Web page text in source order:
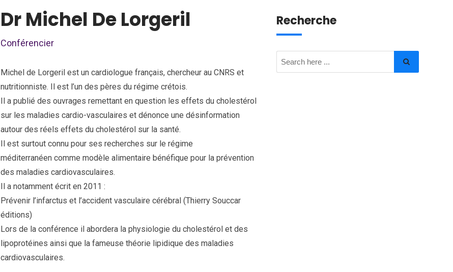
Dr Michel De Lorgeril
Conférencier
Michel de Lorgeril est un cardiologue français, chercheur au CNRS et
nutritionniste. Il est l’un des pères du régime crétois.
Il a publié des ouvrages remettant en question les effets du cholestérol
sur les maladies cardio-vasculaires et dénonce une désinformation
autour des réels effets du cholestérol sur la santé.
Il est surtout connu pour ses recherches sur le régime
méditerranéen comme modèle alimentaire bénéfique pour la prévention
des maladies cardiovasculaires.
Il a notamment écrit en 2011 :
Prévenir l’infarctus et l’accident vasculaire cérébral (Thierry Souccar
éditions)
Lors de la conférence il abordera la physiologie du cholestérol et des
lipoprotéines ainsi que la fameuse théorie lipidique des maladies
cardiovasculaires.
Recherche